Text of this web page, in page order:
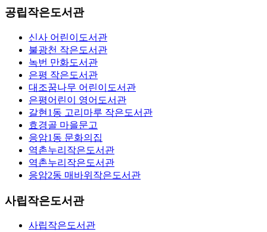
공립작은도서관
신사 어린이도서관
불광천 작은도서관
녹번 만화도서관
은평 작은도서관
대조꿈나무 어린이도서관
은평어린이 영어도서관
갈현1동 고리마루 작은도서관
효경골 마을문고
응암1동 문화의집
역촌누리작은도서관
역촌누리작은도서관
응암2동 매바위작은도서관
사립작은도서관
사립작은도서관